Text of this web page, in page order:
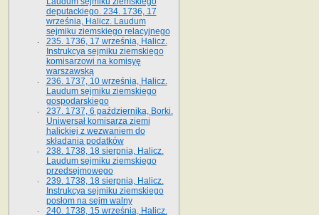
deputackiego. 234. 1736, 17
września, Halicz. Laudum
sejmiku ziemskiego relacyjnego
235. 1736, 17 września, Halicz.
Instrukcya sejmiku ziemskiego
komisarzowi na komisyę
warszawską
236. 1737, 10 września, Halicz.
Laudum sejmiku ziemskiego
gospodarskiego
237. 1737, 6 października, Borki.
Uniwersał komisarza ziemi
halickiej z wezwaniem do
składania podatków
238. 1738, 18 sierpnia, Halicz.
Laudum sejmiku ziemskiego
przedsejmowego
239. 1738, 18 sierpnia, Halicz.
Instrukcya sejmiku ziemskiego
posłom na sejm walny
240. 1738, 15 września, Halicz.